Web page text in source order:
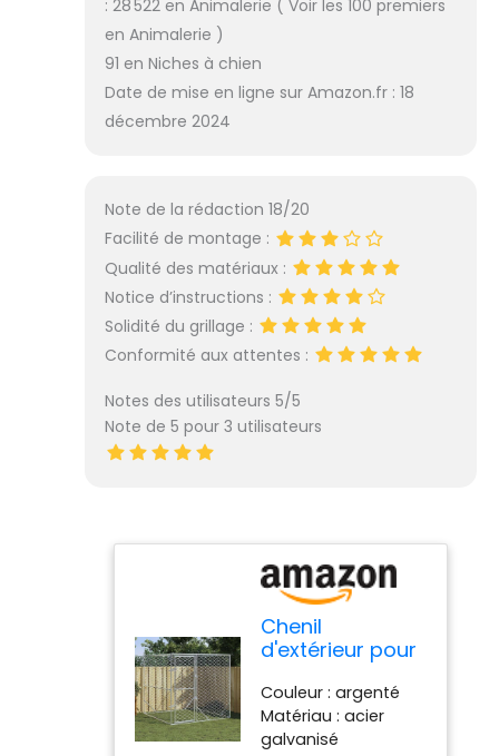
: 28 522 en Animalerie ( Voir les 100 premiers
en Animalerie )
91 en Niches à chien
Date de mise en ligne sur Amazon.fr : 18
décembre 2024
Note de la rédaction 18/20
Facilité de montage :
Qualité des matériaux :
Notice d’instructions :
Solidité du grillage :
Conformité aux attentes :
Notes des utilisateurs 5/5
Note de 5 pour 3 utilisateurs
Chenil
d'extérieur pour
2x2x2 m Acier
galvanisé,Niches
& enclos pour
Couleur : argenté
Matériau : acier
galvanisé